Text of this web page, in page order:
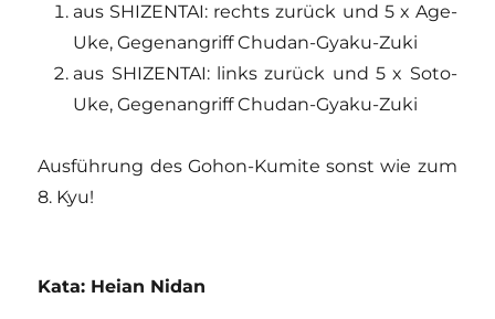
aus SHIZENTAI: rechts zurück und 5 x Age-
Uke, Gegenangriff Chudan-Gyaku-Zuki
aus SHIZENTAI: links zurück und 5 x Soto-
Uke, Gegenangriff Chudan-Gyaku-Zuki
Ausführung des Gohon-Kumite sonst wie zum
8. Kyu!
Kata: Heian Nidan